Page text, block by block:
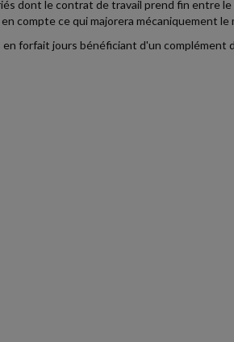
dont le contrat de travail prend fin entre le
compte ce qui majorera mécaniquement
forfait jours bénéficiant d'un complément